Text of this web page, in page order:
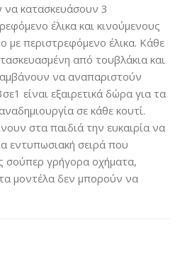
να κατασκευάσουν 3
έλικα και κινούμενους
με περιστρεφόμενο έλικα. Κάθε
από τουβλάκια και
να αναπαριστούν
είναι εξαιρετικά δώρα για τα
σε κάθε κουτί.
στα παιδιά την ευκαιρία να
εντυπωσιακή σειρά που
σούπερ γρήγορα οχήματα,
τα μοντέλα δεν μπορούν να